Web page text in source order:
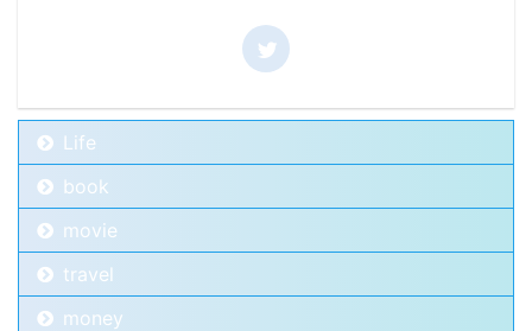
Life
book
movie
travel
money